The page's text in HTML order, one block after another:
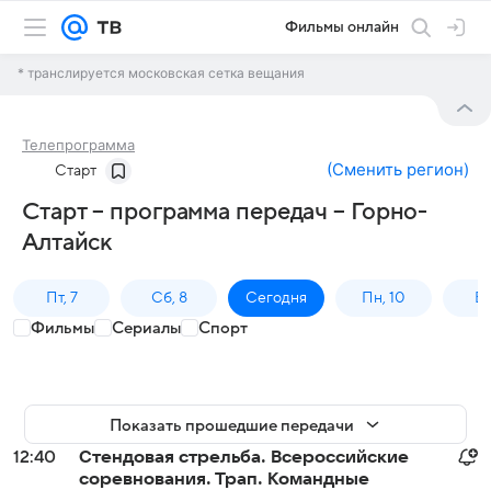
Фильмы онлайн
* транслируется московская сетка вещания
Телепрограмма
Старт (Сменить регион)
Старт – программа передач – Горно-
Алтайск
Пт, 7 Сб, 8 Сегодня Пн, 10
Фильмы Сериалы Спорт
Показать прошедшие передачи
12:40
Стендовая стрельба. Всероссийские
соревнования. Трап. Командные